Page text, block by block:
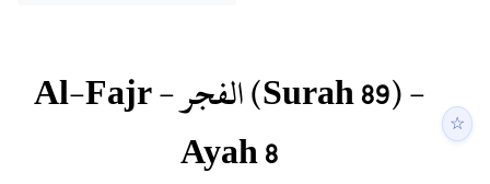
Al-Fajr-الفجر(Surah89) -
Ayah8
☆